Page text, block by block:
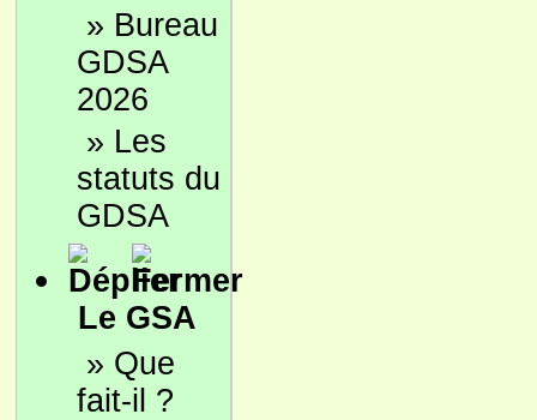
» Bureau
GDSA
2026
» Les
statuts du
GDSA
Le GSA
» Que
fait-il ?